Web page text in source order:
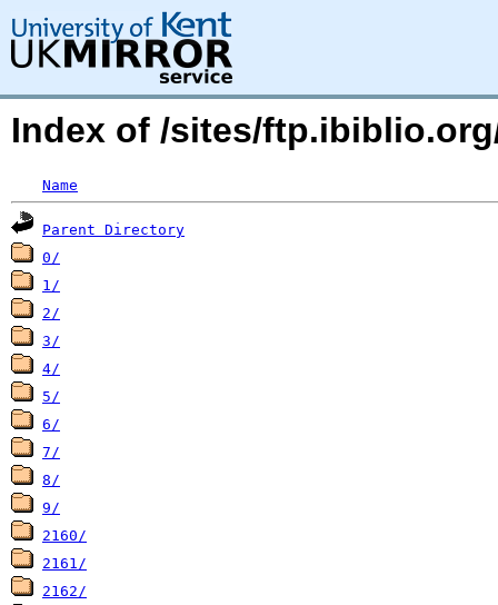
Index of /sites/
Name
Parent Directory
0/
1/
2/
3/
4/
5/
6/
7/
8/
9/
2160/
2161/
2162/